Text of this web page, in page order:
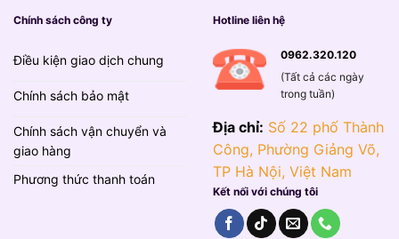
Chính sách công ty
Điều kiện giao dịch chung
Chính sách bảo mật
Chính sách vận chuyển và
giao hàng
Phương thức thanh toán
Hotline liên hệ
0962.320.120
(Tất cả các ngày
trong tuần)
Địa chỉ: Số 22 phố Thành
Công, Phường Giảng Võ,
TP Hà Nội, Việt Nam
Kết nối với chúng tôi